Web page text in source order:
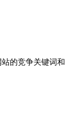
的竞争关键词和